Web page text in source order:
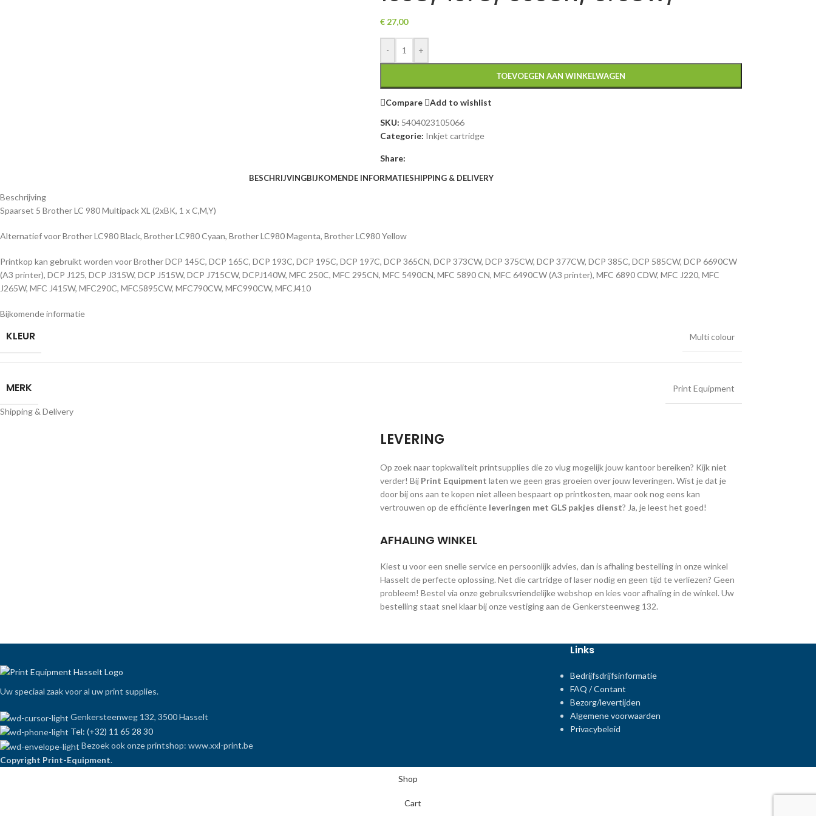
€27,00
- +
TOEVOEGEN AAN WINKELWAGEN
Compare
Add to wishlist
SKU: 5404023105066
Categorie: Inkjet cartridge
Share:
BESCHRIJVINGBIJKOMENDE INFORMATIESHIPPING & DELIVERY
Beschrijving
Spaarset 5 Brother LC 980 Multipack XL (2xBK, 1 x C,M,Y)
Alternatief voor Brother LC980 Black, Brother LC980 Cyaan, Brother LC980 Magenta, Brother LC980 Yellow
Printkop kan gebruikt worden voor Brother DCP 145C, DCP 165C, DCP 193C, DCP 195C, DCP 197C, DCP 365CN, DCP 373CW, DCP 375CW, DCP 377CW, DCP 385C, DCP 585CW, DCP 6690CW
(A3 printer), DCP J125, DCP J315W, DCP J515W, DCP J715CW, DCPJ140W, MFC 250C, MFC 295CN, MFC 5490CN, MFC 5890 CN, MFC 6490CW (A3 printer), MFC 6890 CDW, MFC J220, MFC
J265W, MFC J415W, MFC290C, MFC5895CW, MFC790CW, MFC990CW, MFCJ410
Bijkomende informatie
KLEUR Multi colour
MERK Print Equipment
Shipping & Delivery
LEVERING
Op zoek naar topkwaliteit printsupplies die zo vlug mogelijk jouw kantoor bereiken? Kijk niet
verder! Bij Print Equipment laten we geen gras groeien over jouw leveringen. Wist je dat je
door bij ons aan te kopen niet alleen bespaart op printkosten, maar ook nog eens kan
vertrouwen op de efficiënte leveringen met GLS pakjes dienst? Ja, je leest het goed!
AFHALING WINKEL
Kiest u voor een snelle service en persoonlijk advies, dan is afhaling bestelling in onze winkel
Hasselt de perfecte oplossing. Net die cartridge of laser nodig en geen tijd te verliezen? Geen
probleem! Bestel via onze gebruiksvriendelijke webshop en kies voor afhaling in de winkel. Uw
bestelling staat snel klaar bij onze vestiging aan de Genkersteenweg 132.
Uw speciaal zaak voor al uw print supplies.
Genkersteenweg 132, 3500 Hasselt
Tel: (+32) 11 65 28 30
Bezoek ook onze printshop: www.xxl-print.be
Links
Bedrijfsdrijfsinformatie
FAQ / Contant
Bezorg/levertijden
Algemene voorwaarden
Privacybeleid
Copyright Print-Equipment.
Shop
Cart